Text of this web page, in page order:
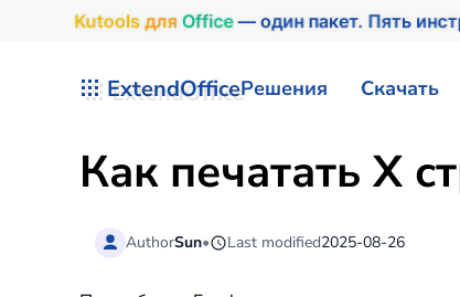
Kutools для Office— один пакет. Пять
ExtendOfficeРешения Скачать
Как печатать X
AuthorSun• Last modified2025-08-26